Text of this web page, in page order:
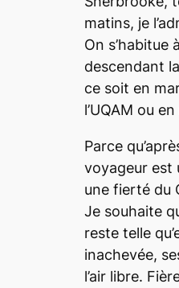
matins, je
On s’habitue
descendant
ce soit en
l’UQAM ou
Parce
voyageur est
une fierté du
Je souhaite
reste telle
inachevée,
l’air libre.